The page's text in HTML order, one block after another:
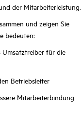
der Mitarbeiterleistung.
und zeigen Sie
bedeuten:
Umsatztreiber für die
Betriebsleiter
Mitarbeiterbindung